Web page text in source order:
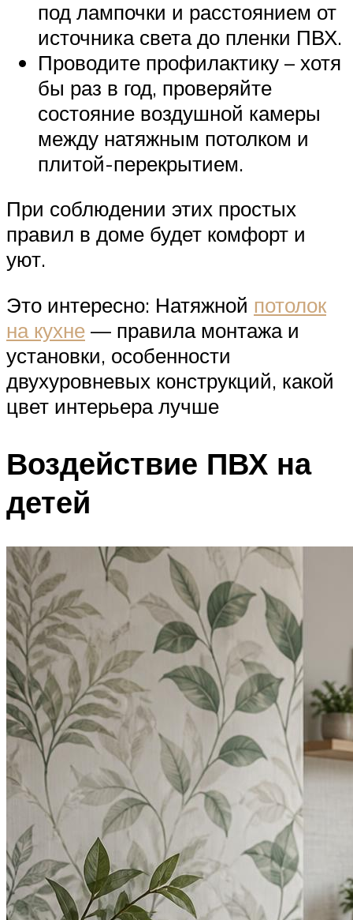
под лампочки и расстоянием от
источника света до пленки ПВХ.
Проводите профилактику – хотя
бы раз в год, проверяйте
состояние воздушной камеры
между натяжным потолком и
плитой-перекрытием.
При соблюдении этих простых
правил в доме будет комфорт и
уют.
Это интересно: Натяжной потолок
на кухне — правила монтажа и
установки, особенности
двухуровневых конструкций, какой
цвет интерьера лучше
Воздействие ПВХ на
детей